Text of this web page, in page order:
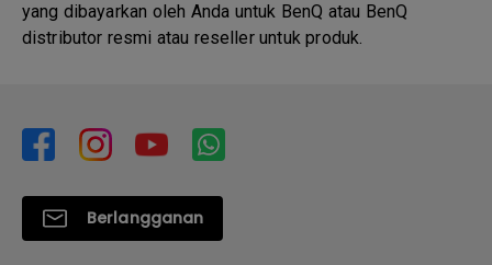
yang dibayarkan oleh Anda untuk BenQ atau BenQ
distributor resmi atau reseller untuk produk.
Berlangganan